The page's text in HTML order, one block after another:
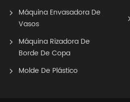
Máquina Envasadora De
Vasos
Máquina Rizadora De
Borde De Copa
Molde De Plástico